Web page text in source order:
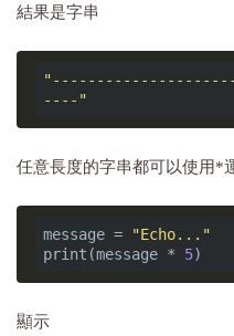
結果是字串
----"
任意長度的字串都可以使用*
message =
"Echo..."
print(message * 5
顯示